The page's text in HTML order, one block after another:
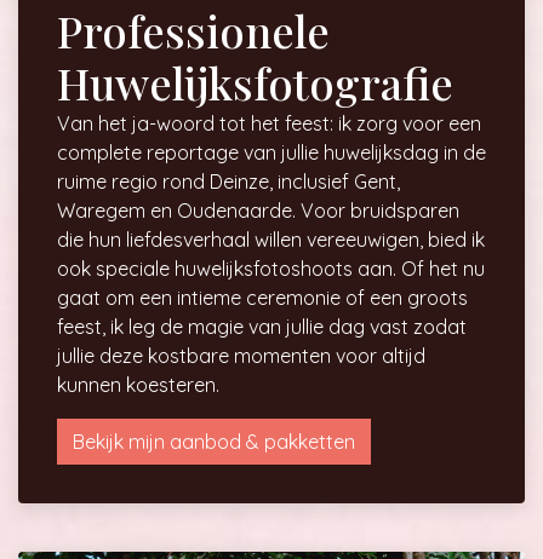
Professionele
Huwelijksfotografie
Van het ja-woord tot het feest: ik zorg voor een
complete reportage van jullie huwelijksdag in de
ruime regio rond Deinze, inclusief Gent,
Waregem en Oudenaarde. Voor bruidsparen
die hun liefdesverhaal willen vereeuwigen, bied ik
ook speciale huwelijksfotoshoots aan. Of het nu
gaat om een intieme ceremonie of een groots
feest, ik leg de magie van jullie dag vast zodat
jullie deze kostbare momenten voor altijd
kunnen koesteren.
Bekijk mijn aanbod & pakketten